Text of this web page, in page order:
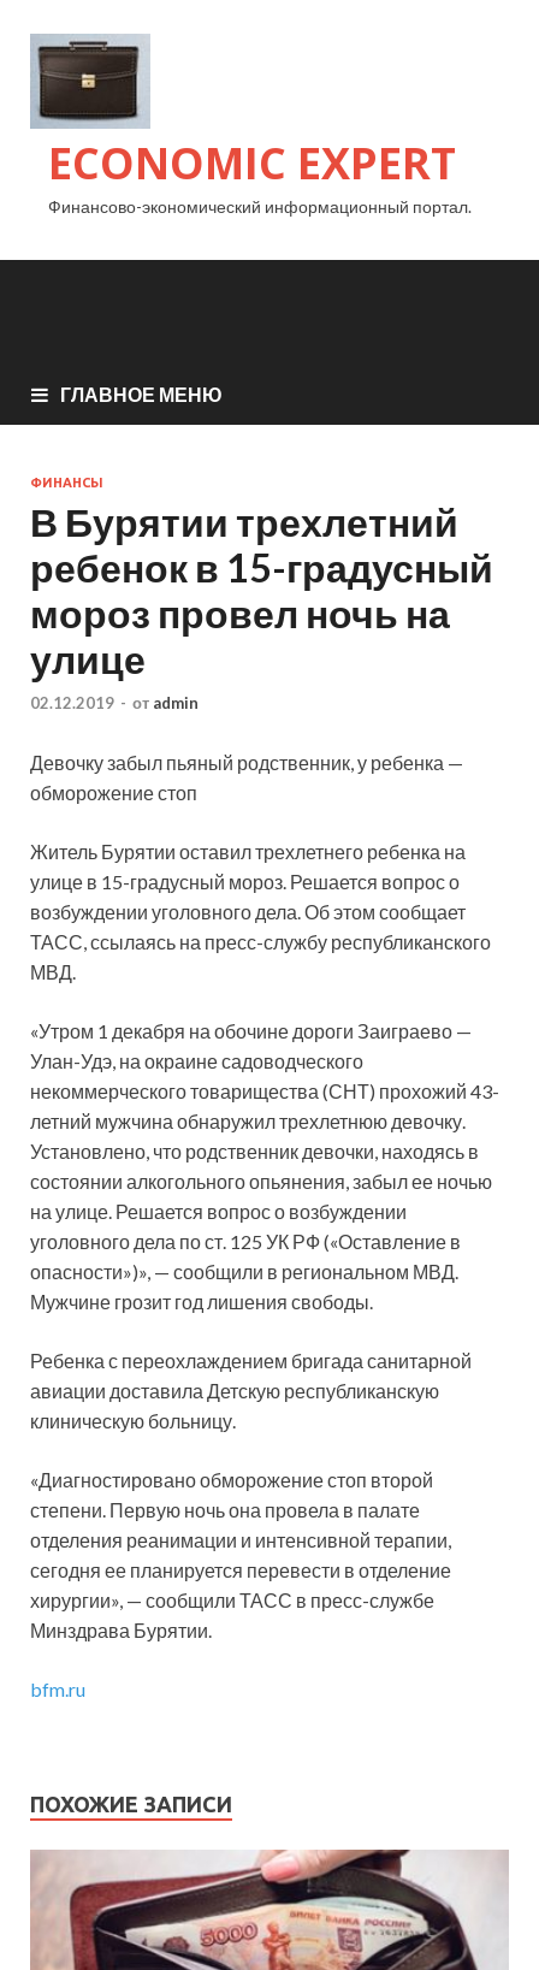
ECONOMIC EXPERT
Финансово-экономический информационный портал.
ГЛАВНОЕ МЕНЮ
ФИНАНСЫ
В Бурятии трехлетний
ребенок в 15-градусный
мороз провел ночь на
улице
02.12.2019 - от admin
Девочку забыл пьяный родственник, у ребенка —
обморожение стоп
Житель Бурятии оставил трехлетнего ребенка на
улице в 15-градусный мороз. Решается вопрос о
возбуждении уголовного дела. Об этом сообщает
ТАСС, ссылаясь на пресс-службу республиканского
МВД.
«Утром 1 декабря на обочине дороги Заиграево —
Улан-Удэ, на окраине садоводческого
некоммерческого товарищества (СНТ) прохожий 43-
летний мужчина обнаружил трехлетнюю девочку.
Установлено, что родственник девочки, находясь в
состоянии алкогольного опьянения, забыл ее ночью
на улице. Решается вопрос о возбуждении
уголовного дела по ст. 125 УК РФ («Оставление в
опасности»)», — сообщили в региональном МВД.
Мужчине грозит год лишения свободы.
Ребенка с переохлаждением бригада санитарной
авиации доставила Детскую республиканскую
клиническую больницу.
«Диагностировано обморожение стоп второй
степени. Первую ночь она провела в палате
отделения реанимации и интенсивной терапии,
сегодня ее планируется перевести в отделение
хирургии», — сообщили ТАСС в пресс-службе
Минздрава Бурятии.
bfm.ru
ПОХОЖИЕ ЗАПИСИ